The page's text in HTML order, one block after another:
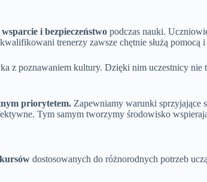
wsparcie i bezpieczeństwo podczas nauki.
trenerzy zawsze chętnie służą pomocą
z poznawaniem kultury. Dzięki nim uczestnicy
priorytetem. Zapewniamy warunki sprzyjające
Tym samym tworzymy środowisko
dostosowanych do różnorodnych potrzeb